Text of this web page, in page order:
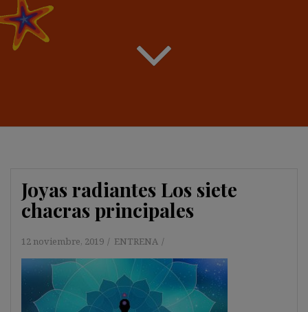
Joyas radiantes Los siete
chacras principales
12 noviembre, 2019 ENTRENA